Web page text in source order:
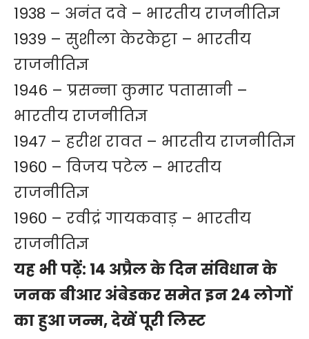
1938 – अनंत दवे – भारतीय राजनीतिज्ञ
1939 – सुशीला केरकेट्टा – भारतीय
राजनीतिज्ञ
1946 – प्रसन्ना कुमार पतासानी –
भारतीय राजनीतिज्ञ
1947 – हरीश रावत – भारतीय राजनीतिज्ञ
1960 – विजय पटेल – भारतीय
राजनीतिज्ञ
1960 – रवीद्रं गायकवाड़ – भारतीय
राजनीतिज्ञ
यह भी पढ़ें: 14 अप्रैल के दिन संविधान के
जनक बीआर अंबेडकर समेत इन 24 लोगों
का हुआ जन्म, देखें पूरी लिस्ट